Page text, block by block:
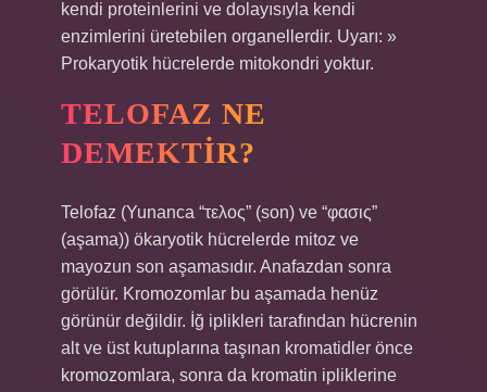
kendi proteinlerini ve dolayısıyla kendi
enzimlerini üretebilen organellerdir. Uyarı: »
Prokaryotik hücrelerde mitokondri yoktur.
TELOFAZ NE
DEMEKTIR?
Telofaz (Yunanca “τελος” (son) ve “φασις”
(aşama)) ökaryotik hücrelerde mitoz ve
mayozun son aşamasıdır. Anafazdan sonra
görülür. Kromozomlar bu aşamada henüz
görünür değildir. İğ iplikleri tarafından hücrenin
alt ve üst kutuplarına taşınan kromatidler önce
kromozomlara, sonra da kromatin ipliklerine